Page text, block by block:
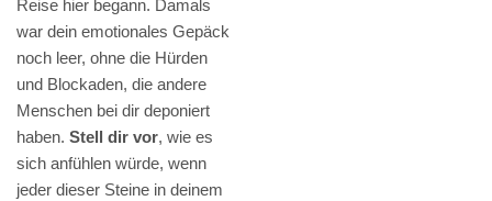
Reise hier begann. Damals
war dein emotionales Gepäck
noch leer, ohne die Hürden
und Blockaden, die andere
Menschen bei dir deponiert
haben. Stell dir vor, wie es
sich anfühlen würde, wenn
jeder dieser Steine in deinem